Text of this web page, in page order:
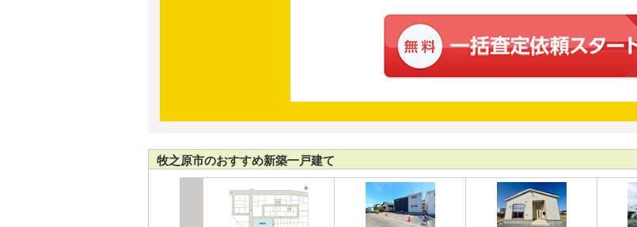
牧之原市のおすすめ新築一戸建て